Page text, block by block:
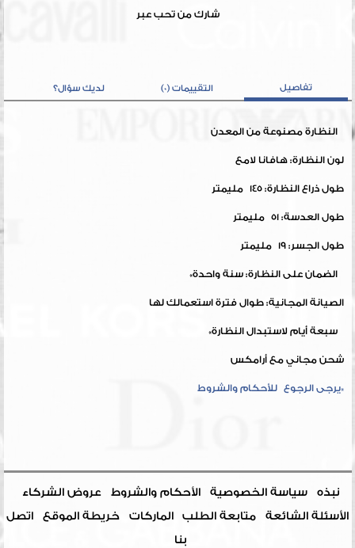
شارك من تحب عبر
تفاصيل التقييمات (0) لديك سؤال؟
النظارة مصنوعة من المعدن
لون النظارة: هافانا لامع
طول ذراع النظارة: 145 مليمتر
طول العدسة: 51 مليمتر
طول الجسر: 19 مليمتر
الضمان على النظارة: سنة واحدة*
الصيانة المجانية: طوال فترة استعمالك لها
سبعة أيام لاستبدال النظارة*
شحن مجاني مع أرامكس
*يرجى الرجوع للأحكام والشروط
نبذه سياسة الخصوصية الأحكام والشروط
عروض الشركاء
الأسئلة الشائعة
متابعة الطلب الماركات خريطة الموقع
اتصل
بنا